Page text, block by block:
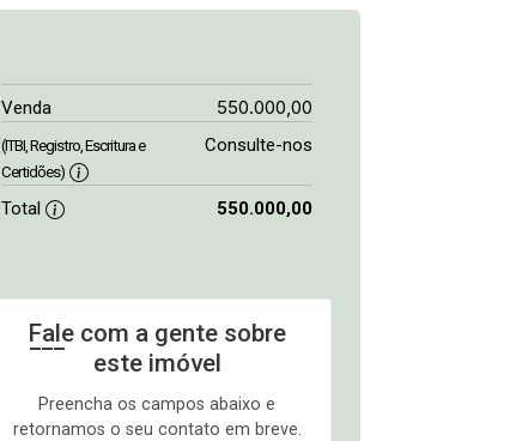
Venda 550.000,00
(ITBI, Registro, Escritura e
Certidões)
Consulte-nos
Total 550.000,00
Fale com a gente sobre
este imóvel
Preencha os campos abaixo e
retornamos o seu contato em breve.